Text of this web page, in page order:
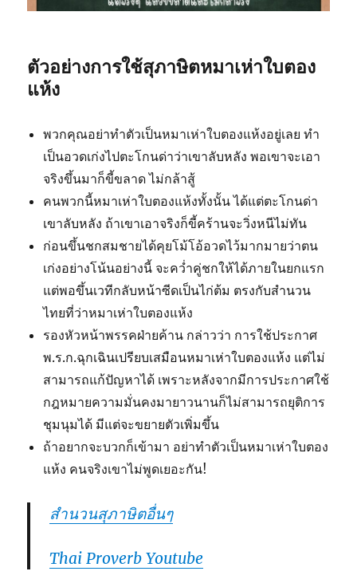
ตัวอย่างการใช้สุภาษิตหมาเห่าใบตอง
แห้ง
พวกคุณอย่าทำตัวเป็นหมาเห่าใบตองแห้งอยู่เลย ทำ
เป็นอวดเก่งไปตะโกนด่าว่าเขาลับหลัง พอเขาจะเอา
จริงขึ้นมาก็ขี้ขลาด ไม่กล้าสู้
คนพวกนี้หมาเห่าใบตองแห้งทั้งนั้น ได้แต่ตะโกนด่า
เขาลับหลัง ถ้าเขาเอาจริงก็ขี้คร้านจะวิ่งหนีไม่ทัน
ก่อนขึ้นชกสมชายได้คุยโม้โอ้อวดไว้มากมายว่าตน
เก่งอย่างโน้นอย่างนี้ จะคว่ำคู่ชกให้ได้ภายในยกแรก
แต่พอขึ้นเวทีกลับหน้าซีดเป็นไก่ต้ม ตรงกับสำนวน
ไทยที่ว่าหมาเห่าใบตองแห้ง
รองหัวหน้าพรรคฝ่ายค้าน กล่าวว่า การใช้ประกาศ
พ.ร.ก.ฉุกเฉินเปรียบเสมือนหมาเห่าใบตองแห้ง แต่ไม่
สามารถแก้ปัญหาได้ เพราะหลังจากมีการประกาศใช้
กฎหมายความมั่นคงมายาวนานก็ไม่สามารถยุติการ
ชุมนุมได้ มีแต่จะขยายตัวเพิ่มขึ้น
ถ้าอยากจะบวกก็เข้ามา อย่าทำตัวเป็นหมาเห่าใบตอง
แห้ง คนจริงเขาไม่พูดเยอะกัน!
สำนวนสุภาษิตอื่นๆ
Thai Proverb Youtube